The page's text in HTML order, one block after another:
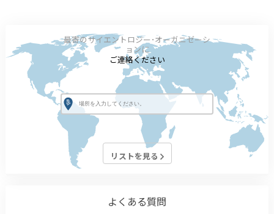
最寄のサイエントロジー･オーガニゼーシ
ョンに
ご連絡ください
リストを見る
よくある質問